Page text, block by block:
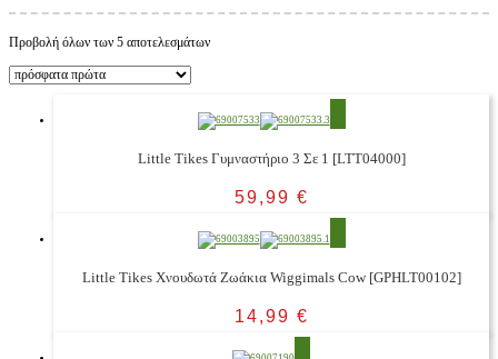
Προβολή όλων των 5 αποτελεσμάτων
Little Tikes Γυμναστήριο 3 Σε 1 [LTT04000]
59,99 €
Little Tikes Χνουδωτά Ζωάκια Wiggimals Cow [GPHLT00102]
14,99 €